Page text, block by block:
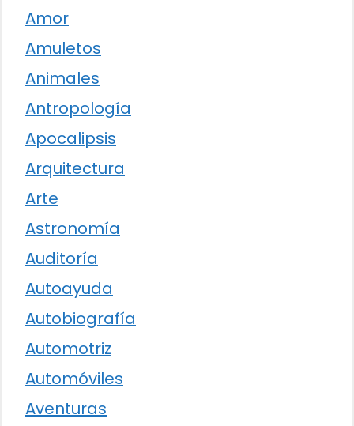
Amor
Amuletos
Animales
Antropología
Apocalipsis
Arquitectura
Arte
Astronomía
Auditoría
Autoayuda
Autobiografía
Automotriz
Automóviles
Aventuras